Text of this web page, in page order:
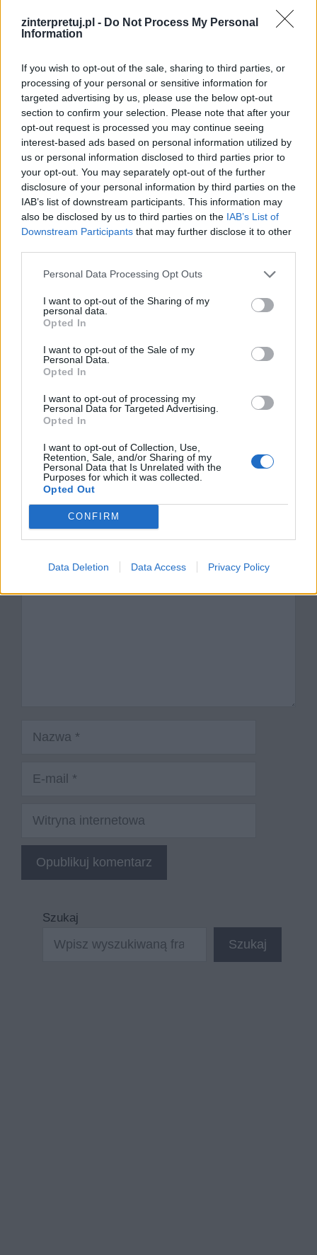
zinterpretuj.pl - Do Not Process My Personal
Information
If you wish to opt-out of the sale, sharing to third parties, or
processing of your personal or sensitive information for
targeted advertising by us, please use the below opt-out
section to confirm your selection. Please note that after your
opt-out request is processed you may continue seeing
interest-based ads based on personal information utilized by
us or personal information disclosed to third parties prior to
your opt-out. You may separately opt-out of the further
disclosure of your personal information by third parties on the
IAB’s list of downstream participants. This information may
also be disclosed by us to third parties on the IAB’s List of
Downstream Participants that may further disclose it to other
Personal Data Processing Opt Outs
I want to opt-out of the Sharing of my
personal data.
Opted In
I want to opt-out of the Sale of my
Personal Data.
Opted In
I want to opt-out of processing my
Personal Data for Targeted Advertising.
Opted In
I want to opt-out of Collection, Use,
Retention, Sale, and/or Sharing of my
Personal Data that Is Unrelated with the
Purposes for which it was collected.
Opted Out
CONFIRM
Data Deletion Data Access Privacy Policy
Tak jest wedługDziadów cz. IIAdama
Mickiewicza i duchów, które zostały w nich
Czytaj także:
Zjawy w Dziadach – charakterystyka,
przewinienia i nauka moralna
Wesele i Dziady cz. II – porównanie
Czy duchy wywołane przez
Mickiewicza (Dziady cz. II) i Dickensa
(Opowieść wigilijna) mogą wzbudzić
refleksje we współczesnym
nastolatku?
Ludowość jako element
Tagi
Dziady cz. II - opracowanie
Wesele i Dziady cz. II – porównanie
Czy duchy wywołane przez Mickiewicza
(Dziady cz. II) i Dickensa (Opowieść wigilijna)
mogą wzbudzić refleksje we współczesnym
nastolatku?
Dodaj komentarz
Witryna
internetowa
Szukaj
Szukaj